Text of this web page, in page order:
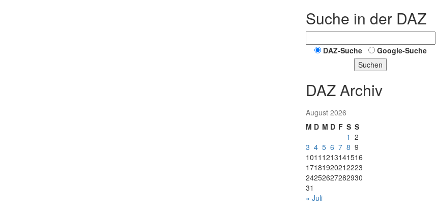
Suche in der DAZ
DAZ-Suche
Google-Suche
Suchen
DAZ Archiv
August 2026
M D M D F S S
1 2
3 4 5 6 7 8 9
1011 1213141516
17181920212223
24252627282930
31
« Juli